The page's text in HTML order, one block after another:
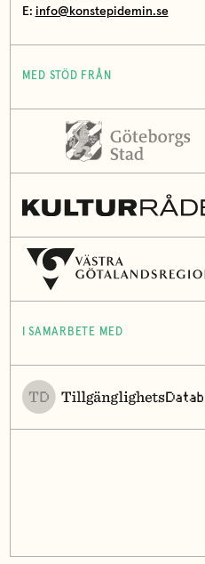
E: info@konstepidemin.se
MED STÖD FRÅN
I SAMARBETE MED